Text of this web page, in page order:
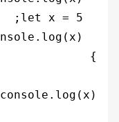
console.log(x);